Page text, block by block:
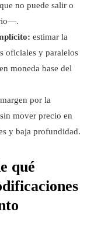
no puede salir o
estimar la
oficiales y paralelos
moneda base del
por la
mover precio en
y baja profundidad.
qué